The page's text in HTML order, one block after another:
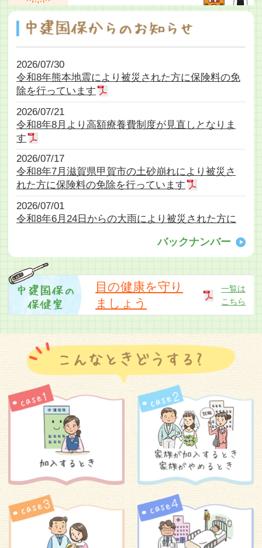
2026/07/30
令和8年熊本地震により被災された方に保険料の免
除を行っています
2026/07/21
令和8年8月より高額療養費制度が見直しとなりま
す
2026/07/17
令和8年7月滋賀県甲賀市の土砂崩れにより被災さ
れた方に保険料の免除を行っています
2026/07/01
令和8年6月24日からの大雨により被災された方に
「中建国保だより令和8年5月号」のお詫びと訂
正
バックナンバー
目の健康を守り
ましょう
一覧は
こちら